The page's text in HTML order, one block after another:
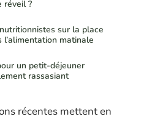
réveil ?
sur la place
matinale
un petit-déjeuner
rassasiant
récentes mettent en